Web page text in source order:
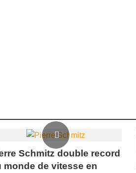
Schmitz double record
monde de vitesse en